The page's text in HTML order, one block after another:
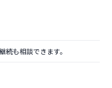
も相談できます。